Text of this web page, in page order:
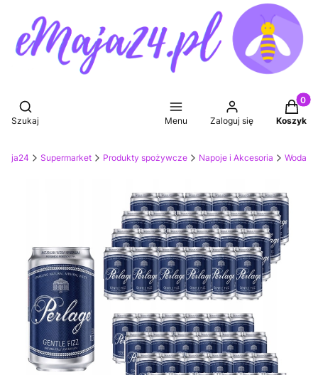
Otwórz wyszukiwarkę
Szukaj Menu Zaloguj się Koszyk
Supermarket Produkty spożywcze Napoje i Akcesoria Woda